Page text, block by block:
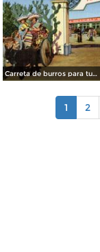
Carreta de burros para turistas
1 2